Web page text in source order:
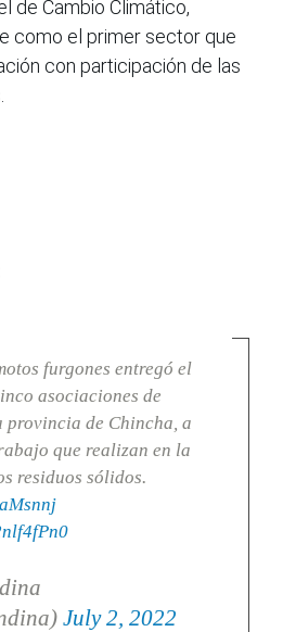
de Cambio Climático,
como el primer sector que
con participación de las
furgones entregó el
asociaciones de
provincia de Chincha, a
que realizan en la
residuos sólidos.
July 2, 2022